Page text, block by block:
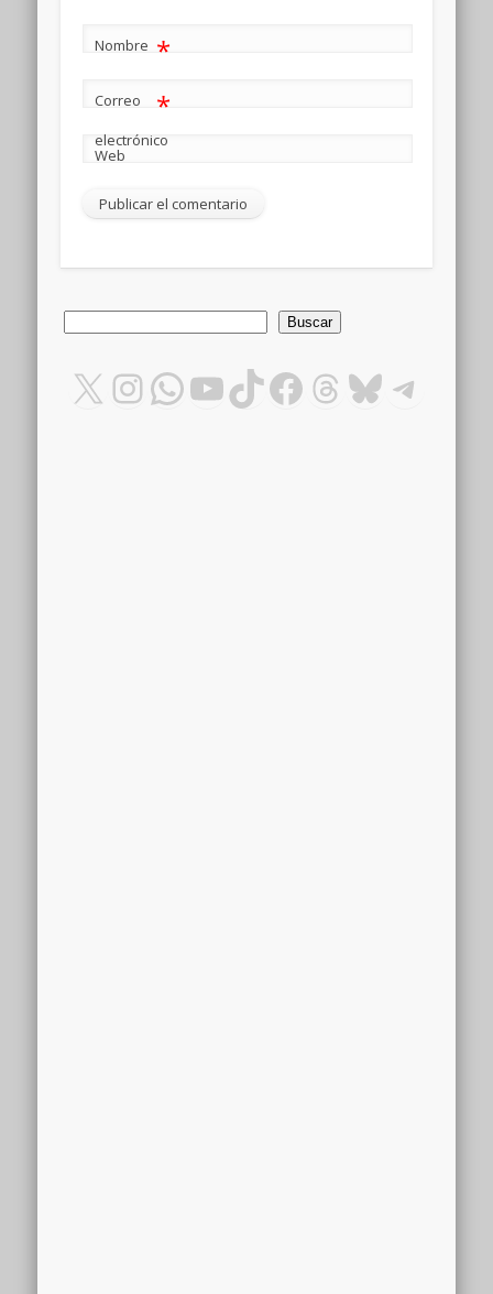
Nombre *
Correo
electrónico
*
Web
Buscar
X Instagram
WhatsApp
YouTube
TikTok
Facebook
Threads
Bluesky